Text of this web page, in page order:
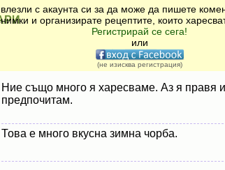
с акаунта си за да може да пишете
и организирате рецептите, които
Регистрирай се сега!
или
(не изисква регистрация)
Ние също много я харесваме. Аз я правя
предпочитам.
Това е много вкусна зимна чорба.
Салата
Букет
Салати със спанак